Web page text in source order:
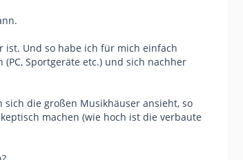
ist. Und so habe ich für mich einfach
Sportgeräte etc.) und sich nachher
sich die großen Musikhäuser ansieht, so
machen (wie hoch ist die verbaute